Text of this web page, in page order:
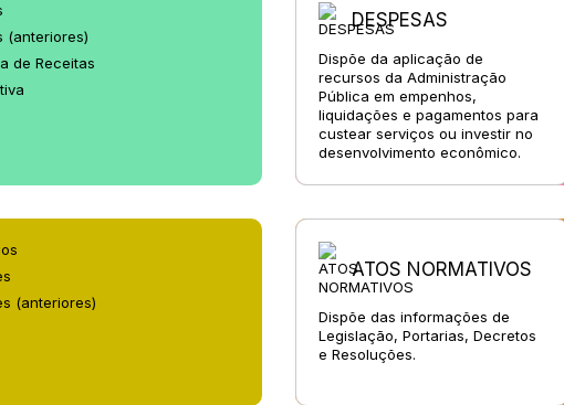
(anteriores)
de Receitas
DESPESAS
Dispõe da aplicação de
recursos da Administração
Pública em empenhos,
liquidações e pagamentos para
custear serviços ou investir no
desenvolvimento econômico.
(anteriores)
ATOS NORMATIVOS
Dispõe das informações de
Legislação, Portarias, Decretos
e Resoluções.